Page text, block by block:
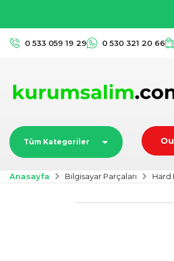
0 533 059 19 29 0 530 321 20 66
Tüm Kategoriler
Anasayfa Bilgisayar Parçaları Hard